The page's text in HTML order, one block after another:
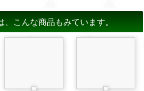
こんな商品もみています。